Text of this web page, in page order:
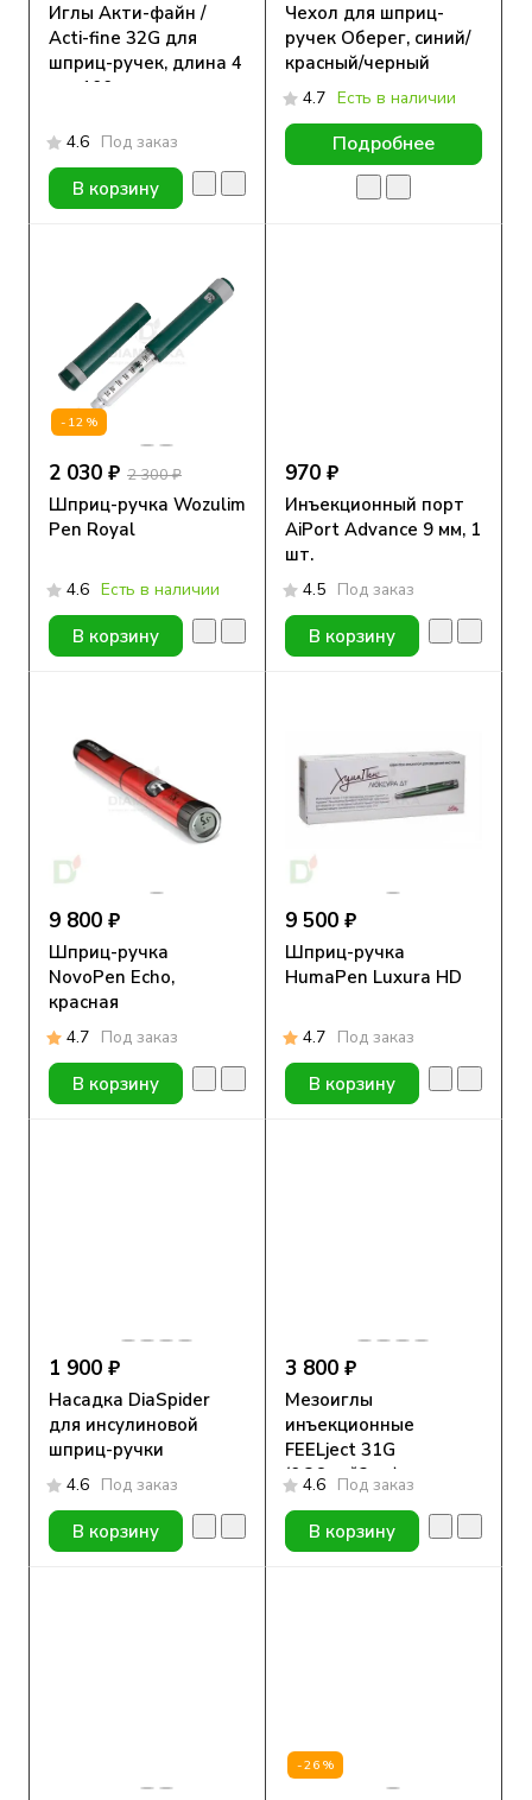
Иглы Акти-файн /
Acti-fine 32G для
шприц-ручек, длина 4
мм, 100 шт.
4.6 Под заказ
В корзину
Чехол для шприц-
ручек Оберег, синий/
красный/черный
4.7 Есть в наличии
Подробнее
-12%
2 030 ₽ 2 300 ₽
Шприц-ручка Wozulim
Pen Royal
4.6 Есть в наличии
В корзину
970 ₽
Инъекционный порт
АiPort Advance 9 мм, 1
шт.
4.5 Под заказ
В корзину
9 800 ₽
Шприц-ручка
NovoPen Echo,
красная
4.7 Под заказ
В корзину
9 500 ₽
Шприц-ручка
HumaPen Luxura HD
4.7 Под заказ
В корзину
1 900 ₽
Насадка DiaSpider
для инсулиновой
шприц-ручки
4.6 Под заказ
В корзину
3 800 ₽
Мезоиглы
инъекционные
FEELject 31G
(0.26мм*3мм) ультра
тонкие, 100 шт.
4.6 Под заказ
В корзину
-26%